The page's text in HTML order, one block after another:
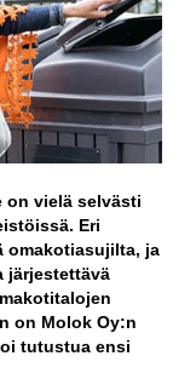
on vielä selvästi
Eri
omakotiasujilta, ja
järjestettävä
on Molok Oy:n
tutustua ensi